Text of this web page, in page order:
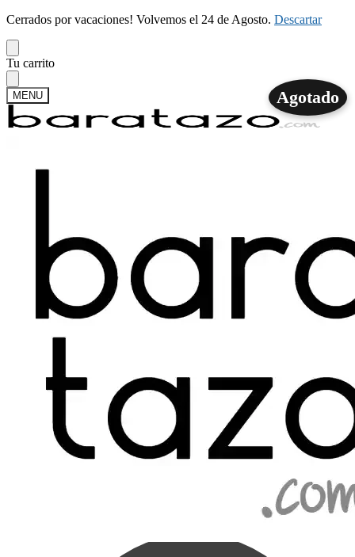
Cerrados por vacaciones! Volvemos el 24 de Agosto. Descartar
Skip
to
navigation
Skip
to
content
Tu carrito
MENU
Mi cuenta
Agotado